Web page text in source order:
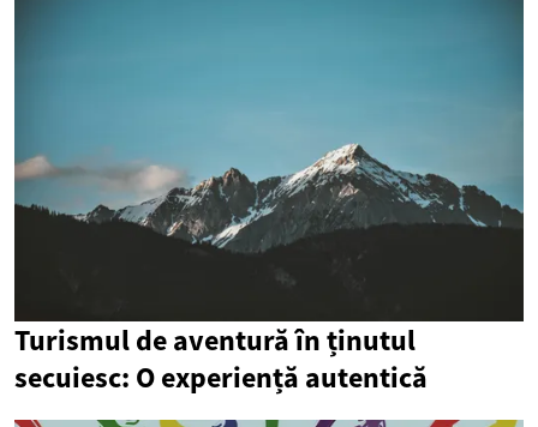
Turismul de aventură în ținutul
secuiesc: O experiență autentică